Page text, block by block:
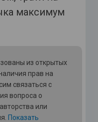
из открытых
прав на
связаться с
вопроса о
или
Показать